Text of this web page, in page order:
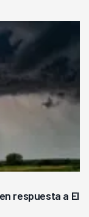
respuesta a El